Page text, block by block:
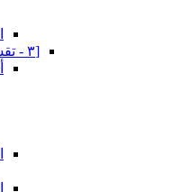
[٣ - تقسيم الاستصحاب باعتبار الشك المأخوذ فيه‏]